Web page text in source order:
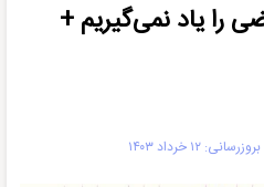
را یاد نمی‌گیریم +
۱۲ خرداد ۱۴۰۳